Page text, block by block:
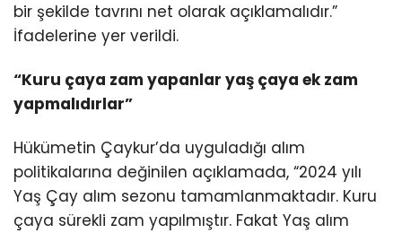
bir şekilde tavrını net olarak açıklamalıdır.”
İfadelerine yer verildi.
“Kuru çaya zam yapanlar yaş çaya ek zam
yapmalıdırlar”
Hükümetin Çaykur’da uyguladığı alım
politikalarına değinilen açıklamada, “2024 yılı
Yaş Çay alım sezonu tamamlanmaktadır. Kuru
çaya sürekli zam yapılmıştır. Fakat Yaş alım